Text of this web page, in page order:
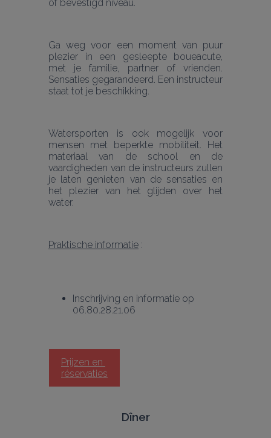
of bevestigd niveau.
Ga weg voor een moment van puur
plezier in een gesleepte boueacute,
met je familie, partner of vrienden.
Sensaties gegarandeerd. Een instructeur
staat tot je beschikking.
Watersporten is ook mogelijk voor
mensen met beperkte mobiliteit. Het
materiaal van de school en de
vaardigheden van de instructeurs zullen
je laten genieten van de sensaties en
het plezier van het glijden over het
water.
Praktische informatie :
Inschrijving en informatie op
06.80.28.21.06
Prijzen en
réservaties
Dîner